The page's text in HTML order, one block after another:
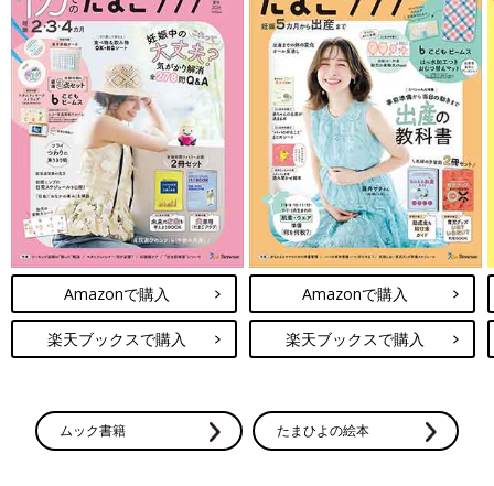
Amazonで購入
楽天ブックスで購入
Amazonで購入
楽天ブックスで購入
ムック書籍 たまひよの絵本